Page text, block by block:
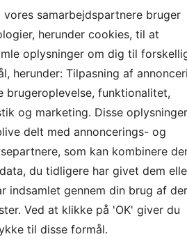
vores samarbejdspartnere bruger
herunder cookies, til at
oplysninger om dig til
herunder: Tilpasning af
brugeroplevelse, funktionalitet,
og marketing. Disse oplysninger
delt med annoncerings- og
som kan kombinere
du tidligere har givet dem
indsamlet gennem din brug af
Ved at klikke på 'OK' giver du
til disse formål.